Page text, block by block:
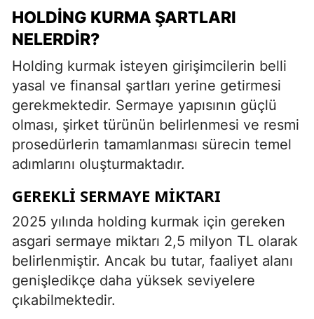
HOLDING KURMA ŞARTLARI
NELERDIR?
Holding kurmak isteyen girişimcilerin belli
yasal ve finansal şartları yerine getirmesi
gerekmektedir. Sermaye yapısının güçlü
olması, şirket türünün belirlenmesi ve resmi
prosedürlerin tamamlanması sürecin temel
adımlarını oluşturmaktadır.
GEREKLI SERMAYE MIKTARI
2025 yılında holding kurmak için gereken
asgari sermaye miktarı 2,5 milyon TL olarak
belirlenmiştir. Ancak bu tutar, faaliyet alanı
genişledikçe daha yüksek seviyelere
çıkabilmektedir.